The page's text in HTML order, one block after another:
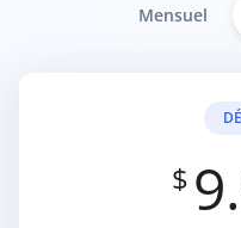
Mensuel
$